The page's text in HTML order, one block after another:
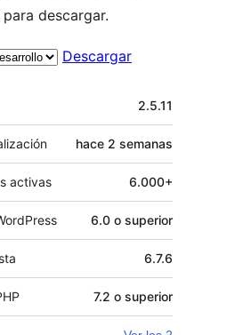
descargar.
Descargar
2.5.11
hace 2 semanas
activas 6.000+
6.0 o superior
6.7.6
7.2 o superior